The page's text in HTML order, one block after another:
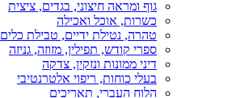
גוף ומראה חיצוני, בגדים, ציצית
כשרות, אוכל ואכילה
טהרה, נטילת ידיים, טבילת כלים
ספרי קודש, תפילין, מזוזה, גניזה
דיני ממונות ונזקין, צדקה
בעלי כוחות, ריפוי אלטרנטיבי
הלוח העברי, תאריכים